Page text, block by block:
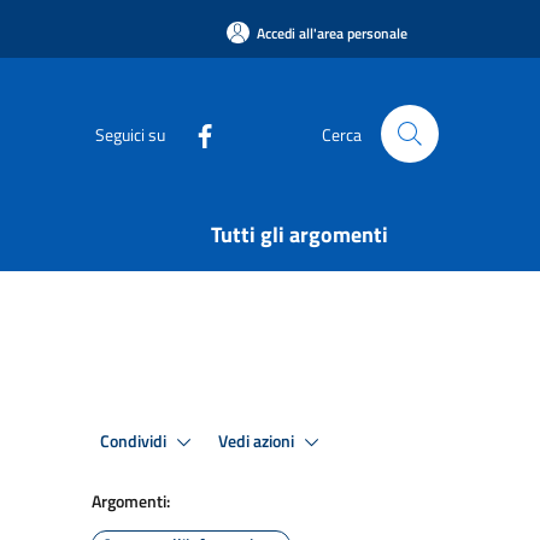
Accedi all'area personale
Seguici su Cerca
Tutti gli argomenti
Condividi Vedi azioni
Argomenti: